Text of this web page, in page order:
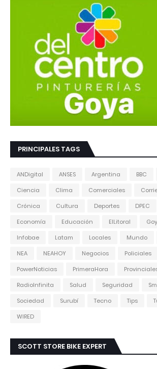
PRINCIPALES TAGS
ANDigital ANSES Argentina BBC
Ciencia
Clima Comerciales
Crónica
Cultura Deportes DPEC
Economía
Educación ElLitoral
Infobae
Latam Locales Mundo
NEA
NEAHOY Negocios Policiales
PowerNoticias
PrimeraHora
RadioInfinita
Salud Seguridad
Sociedad
Surubí Tecno Tips
WIRED
SCOTT STORE BIKE EXPERT